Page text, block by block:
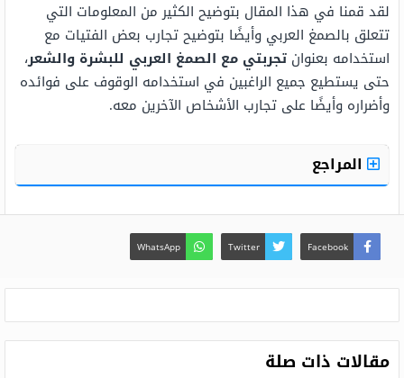
لقد قمنا في هذا المقال بتوضيح الكثير من المعلومات التي
تتعلق بالصمغ العربي وأيضًا بتوضيح تجارب بعض الفتيات مع
استخدامه بعنوان تجربتي مع الصمغ العربي للبشرة والشعر،
حتى يستطيع جميع الراغبين في استخدامه الوقوف على فوائده
وأضراره وأيضًا على تجارب الأشخاص الآخرين معه.
المراجع
Facebook
Twitter
WhatsApp
مقالات ذات صلة